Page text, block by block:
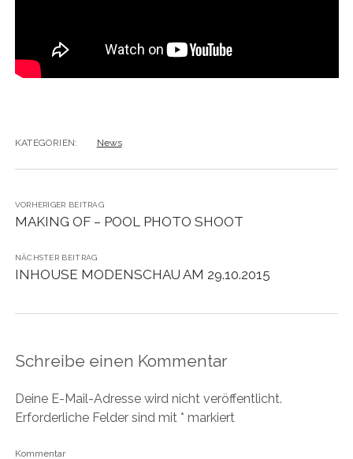
KATEGORIEN: News
VORHERIGER BEITRAG
MAKING OF – POOL PHOTO SHOOT
NÄCHSTER BEITRAG
INHOUSE MODENSCHAU AM 29.10.2015
Schreibe einen Kommentar
Deine E-Mail-Adresse wird nicht veröffentlicht.
Erforderliche Felder sind mit * markiert
Kommentar